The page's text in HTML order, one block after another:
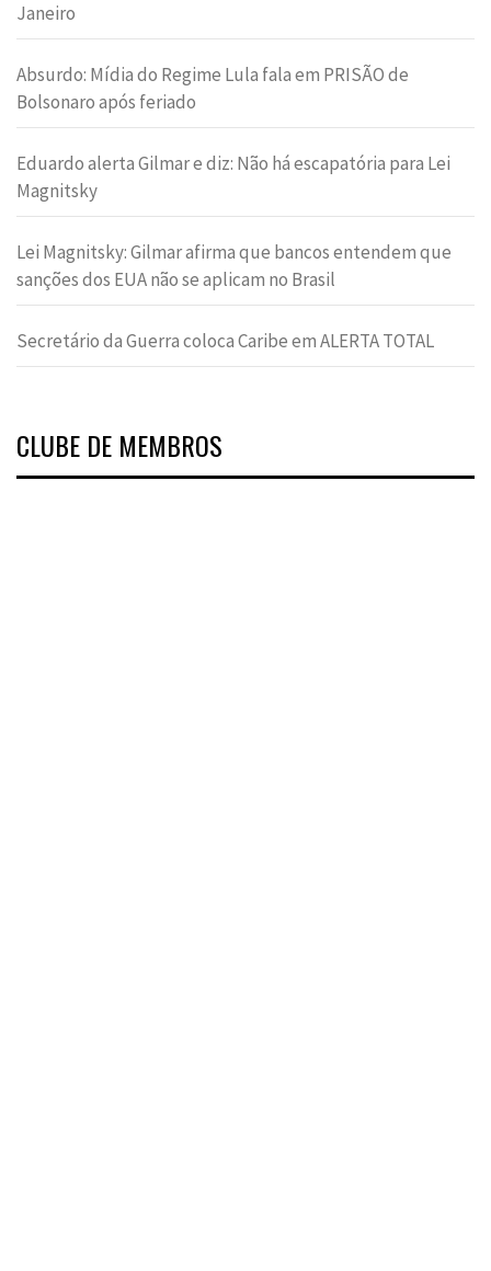
Janeiro
Absurdo: Mídia do Regime Lula fala em PRISÃO de
Bolsonaro após feriado
Eduardo alerta Gilmar e diz: Não há escapatória para Lei
Magnitsky
Lei Magnitsky: Gilmar afirma que bancos entendem que
sanções dos EUA não se aplicam no Brasil
Secretário da Guerra coloca Caribe em ALERTA TOTAL
CLUBE DE MEMBROS